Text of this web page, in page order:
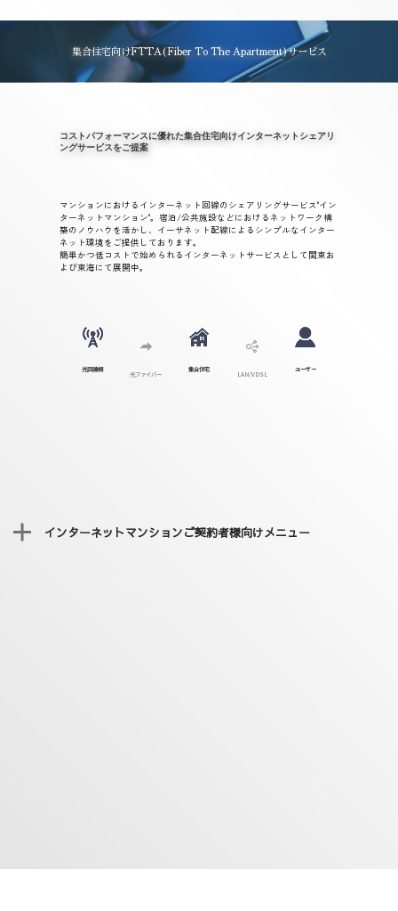
集合住宅向けFTTA(Fiber To The Apartment)サービス
コストパフォーマンスに優れた集合住宅向けインターネットシェアリ
ングサービスをご提案
マンションにおけるインターネット回線のシェアリングサービス"イン
ターネットマンション"。宿泊/公共施設などにおけるネットワーク構
築のノウハウを活かし、イーサネット配線によるシンプルなインター
ネット環境をご提供しております。
簡単かつ低コストで始められるインターネットサービスとして関東お
よび東海にて展開中。
光回線網
光ファイバー
集合住宅
LAN/VDSL
ユーザー
インターネットマンションご契約者様向けメニュー